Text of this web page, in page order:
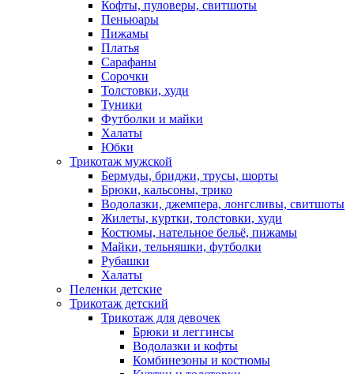
Кофты, пуловеры, свитшоты
Пеньюары
Пижамы
Платья
Сарафаны
Сорочки
Толстовки, худи
Туники
Футболки и майки
Халаты
Юбки
Трикотаж мужской
Бермуды, бриджи, трусы, шорты
Брюки, кальсоны, трико
Водолазки, джемпера, лонгсливы, свитшоты
Жилеты, куртки, толстовки, худи
Костюмы, нательное бельё, пижамы
Майки, тельняшки, футболки
Рубашки
Халаты
Пеленки детские
Трикотаж детский
Трикотаж для девочек
Брюки и леггинсы
Водолазки и кофты
Комбинезоны и костюмы